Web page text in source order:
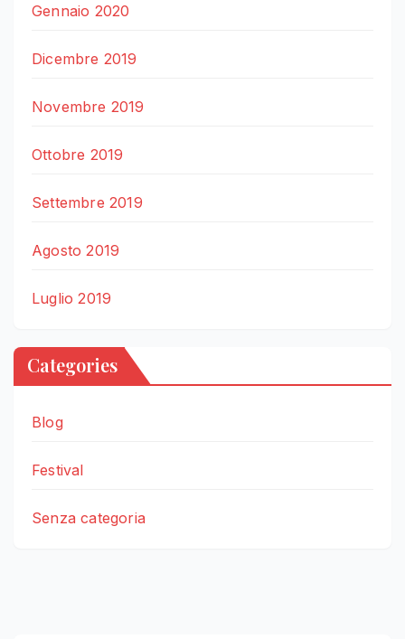
Gennaio 2020
Dicembre 2019
Novembre 2019
Ottobre 2019
Settembre 2019
Agosto 2019
Luglio 2019
Categories
Blog
Festival
Senza categoria